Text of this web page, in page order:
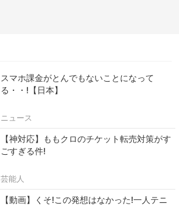
スマホ課金がとんでもないことになって
る・・!【日本】
ニュース
【神対応】ももクロのチケット転売対策がす
ごすぎる件!
芸能人
【動画】くそ!この発想はなかった!一人テニ